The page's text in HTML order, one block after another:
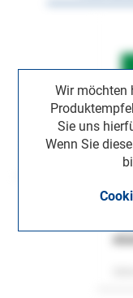
Wir möchten
Sie uns
Wenn Sie